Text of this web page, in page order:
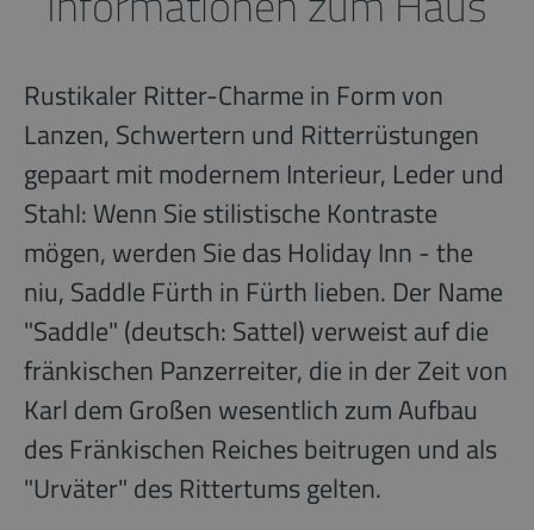
Rustikaler Ritter-Charme in Form von
Lanzen, Schwertern und Ritterrüstungen
gepaart mit modernem Interieur, Leder und
Stahl: Wenn Sie stilistische Kontraste
mögen, werden Sie das Holiday Inn - the
niu, Saddle Fürth in Fürth lieben. Der Name
"Saddle" (deutsch: Sattel) verweist auf die
fränkischen Panzerreiter, die in der Zeit von
Karl dem Großen wesentlich zum Aufbau
des Fränkischen Reiches beitrugen und als
"Urväter" des Rittertums gelten.